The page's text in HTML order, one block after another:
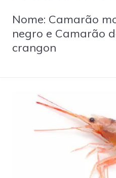
Crangon
Nome: Camarão
negro e Camarão
crangon